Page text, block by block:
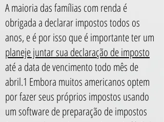
A maioria das famílias com renda é
obrigada a declarar impostos todos os
anos, e é por isso que é importante ter um
planeje juntar sua declaração de imposto
até a data de vencimento todo mês de
abril.1 Embora muitos americanos optem
por fazer seus próprios impostos usando
um software de preparação de impostos